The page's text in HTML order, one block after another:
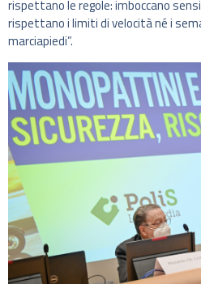
rispettano le regole: imboccano
rispettano i limiti di velocità né i
marciapiedi”.